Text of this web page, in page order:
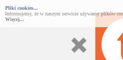
Pliki cookies...
Informujemy, że w naszym serwisie używamy plików
Więcej...